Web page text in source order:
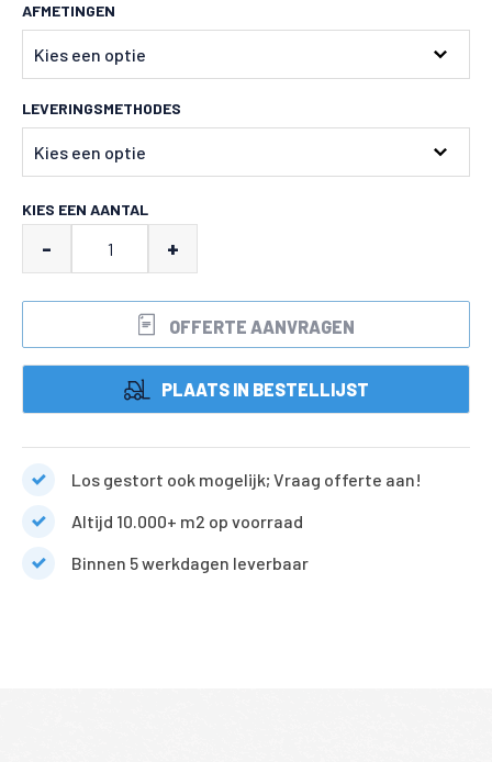
AFMETINGEN
LEVERINGSMETHODES
KIES EEN AANTAL
blend
grind
- +
OFFERTE AANVRAGEN
PLAATS IN BESTELLIJST
Los gestort ook mogelijk; Vraag offerte aan!
Altijd 10.000+ m2 op voorraad
Binnen 5 werkdagen leverbaar